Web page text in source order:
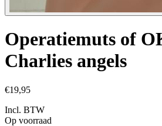
Operatiemuts of
Charlies angels
€19,95
Incl. BTW
Op voorraad